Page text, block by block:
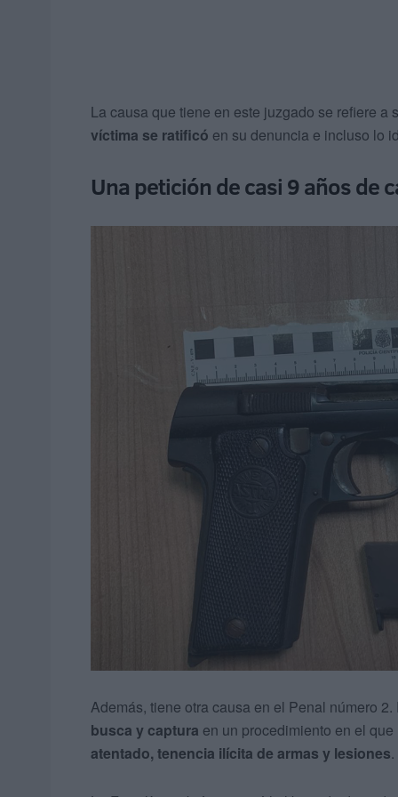
La causa que tiene en este juzgado se refiere a
víctima se ratificó en su denuncia e incluso lo
Una petición de casi 9 años de
Además, tiene otra causa en el Penal número
busca y captura en un procedimiento en el
atentado, tenencia ilícita de armas y lesiones.